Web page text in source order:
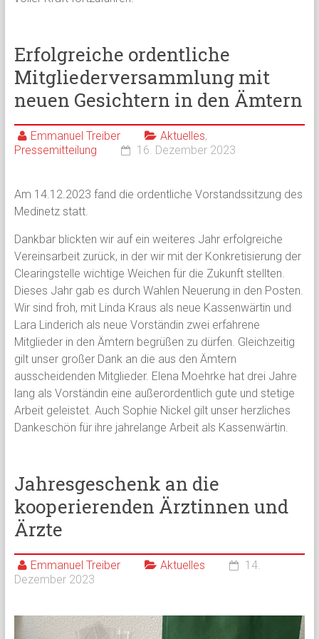
Erfolgreiche ordentliche
Mitgliederversammlung mit
neuen Gesichtern in den Ämtern
Emmanuel Treiber Aktuelles,
Pressemitteilung
16. Dezember 2023
Am 14.12.2023 fand die ordentliche Vorstandssitzung des
Medinetz statt.
Dankbar blickten wir auf ein weiteres Jahr erfolgreiche
Vereinsarbeit zurück, in der wir mit der Konkretisierung der
Clearingstelle wichtige Weichen für die Zukunft stellten.
Dieses Jahr gab es durch Wahlen Neuerung in den Posten.
Wir sind froh, mit Linda Kraus als neue Kassenwärtin und
Lara Linderich als neue Vorständin zwei erfahrene
Mitglieder in den Ämtern begrüßen zu dürfen. Gleichzeitig
gilt unser großer Dank an die aus den Ämtern
ausscheidenden Mitglieder. Elena Moehrke hat drei Jahre
lang als Vorständin eine außerordentlich gute und stetige
Arbeit geleistet. Auch Sophie Nickel gilt unser herzliches
Dankeschön für ihre jahrelange Arbeit als Kassenwärtin.
Jahresgeschenk an die
kooperierenden Ärztinnen und
Ärzte
Emmanuel Treiber Aktuelles
14.
Dezember 2023